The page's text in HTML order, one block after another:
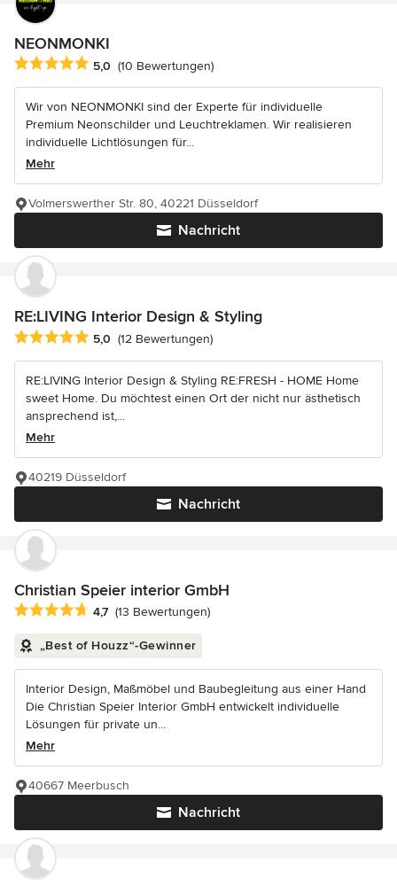
NEONMONKI
Durchschnittliche Bewertung: 5 von 5 Sternen
5,0 (10 Bewertungen)
Wir von NEONMONKI sind der Experte für individuelle
Premium Neonschilder und Leuchtreklamen. Wir realisieren
individuelle Lichtlösungen für...
Mehr
Nachricht
Volmerswerther Str. 80, 40221 Düsseldorf
RE:LIVING Interior Design & Styling
Durchschnittliche Bewertung: 5 von 5 Sternen
5,0 (12 Bewertungen)
RE:LIVING Interior Design & Styling RE:FRESH - HOME Home
sweet Home. Du möchtest einen Ort der nicht nur ästhetisch
ansprechend ist,...
Mehr
Nachricht
40219 Düsseldorf
Christian Speier interior GmbH
Durchschnittliche Bewertung: 4.7 von 5 Sternen
4,7 (13 Bewertungen)
„Best of Houzz“-Gewinner
Interior Design, Maßmöbel und Baubegleitung aus einer Hand
Die Christian Speier Interior GmbH entwickelt individuelle
Lösungen für private un...
Mehr
Nachricht
40667 Meerbusch